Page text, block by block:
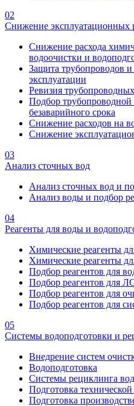
02
Снижение эксплуатационных
Снижение расхода
водоочистки и
Защита трубопроводов
эксплуатации
Ревизия
Подбор трубопроводной
безаварийного срока
Снижение расходов на
Снижение
03
Анализ сточных вод
Анализ сточных вод и
Анализ воды и подбор
04
Реагенты для воды и
Химические реагенты
Химические реагенты
Подбор реагентов для
Подбор реагентов для
Подбор реагентов для
Подбор реагентов для
05
Системы водоподготовки и
Внедрение систем
Водоподготовка
Системы рециклинга
Подготовка
Подготовка